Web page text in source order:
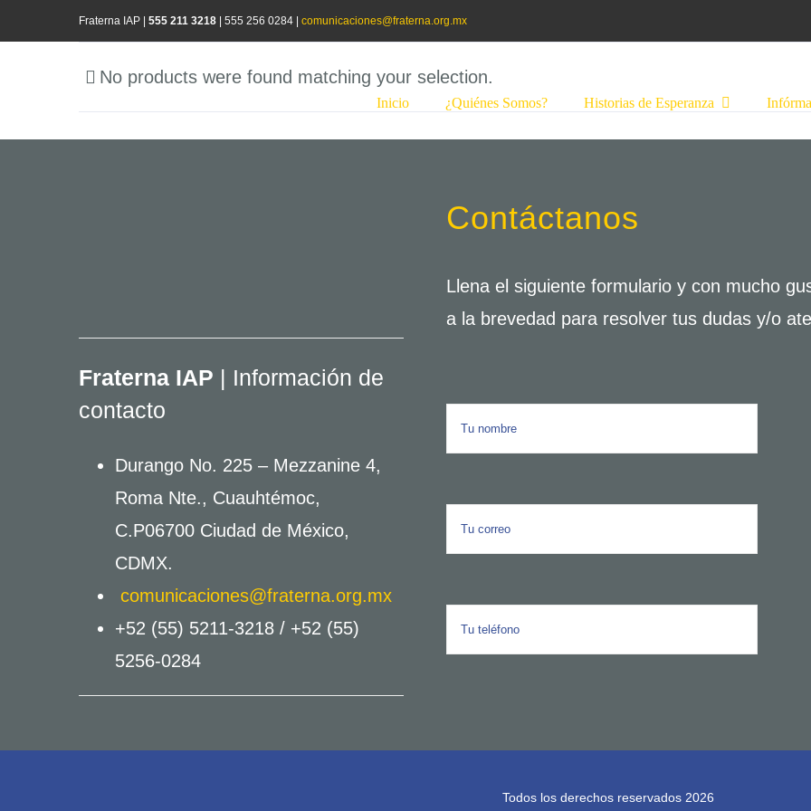
al
Fraterna IAP | 555 211 3218| 555 256 0284 | comunicaciones@fraterna.org.mx
Inicio ¿Quiénes Somos? Historias de Esperanza
No products were found matching your selection.
Fraterna IAP | Información de
contacto
Durango No. 225 – Mezzanine 4,
Roma Nte., Cuauhtémoc,
C.P06700 Ciudad de México,
CDMX.
comunicaciones@fraterna.org.mx
+52 (55) 5211-3218 / +52 (55)
5256-0284
Contáctanos
Llena el siguiente formulario y con mucho
a la brevedad para resolver tus dudas y/o
Todos los derechos reservados 2026